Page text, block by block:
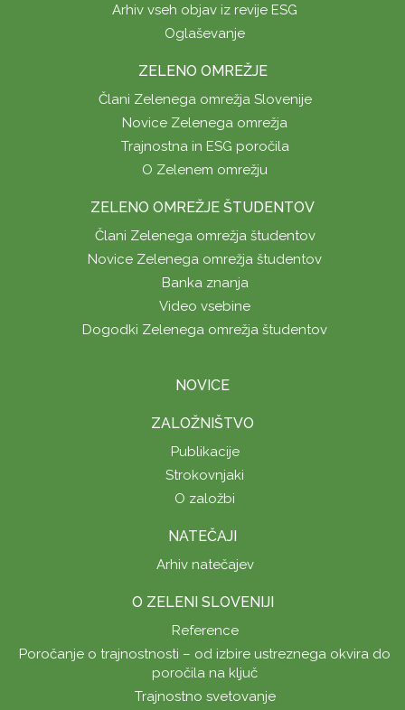
Arhiv vseh objav iz revije ESG
Oglaševanje
ZELENO OMREŽJE
Člani Zelenega omrežja Slovenije
Novice Zelenega omrežja
Trajnostna in ESG poročila
O Zelenem omrežju
ZELENO OMREŽJE ŠTUDENTOV
Člani Zelenega omrežja študentov
Novice Zelenega omrežja študentov
Banka znanja
Video vsebine
Dogodki Zelenega omrežja študentov
NOVICE
ZALOŽNIŠTVO
Publikacije
Strokovnjaki
O založbi
NATEČAJI
Arhiv natečajev
O ZELENI SLOVENIJI
Reference
Poročanje o trajnostnosti – od izbire ustreznega okvira do
poročila na ključ
Trajnostno svetovanje